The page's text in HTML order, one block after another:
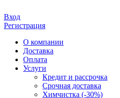
Вход
Регистрация
О компании
Доставка
Оплата
Услуги
Кредит и рассрочка
Срочная доставка
Химчистка (-30%)